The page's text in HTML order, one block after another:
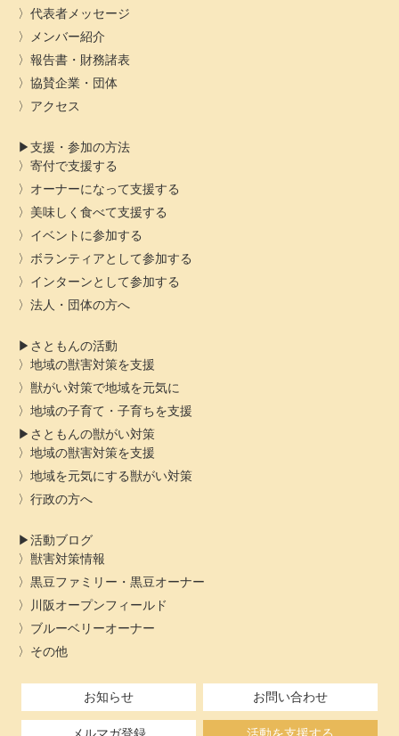
代表者メッセージ
メンバー紹介
報告書・財務諸表
協賛企業・団体
アクセス
支援・参加の方法
寄付で支援する
オーナーになって支援する
美味しく食べて支援する
イベントに参加する
ボランティアとして参加する
インターンとして参加する
法人・団体の方へ
さともんの活動
地域の獣害対策を支援
獣がい対策で地域を元気に
地域の子育て・子育ちを支援
さともんの獣がい対策
地域の獣害対策を支援
地域を元気にする獣がい対策
行政の方へ
活動ブログ
獣害対策情報
黒豆ファミリー・黒豆オーナー
川阪オープンフィールド
ブルーベリーオーナー
その他
お知らせ お問い合わせ